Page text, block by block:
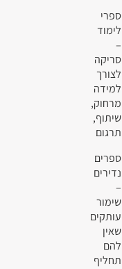
ספרי
לימוד
–
סריקה
לצורך
למידה
מרחוק,
שיתוף,
תרגום
ספרים
נדירים
–
שימור
עותקים
שאין
להם
תחליף